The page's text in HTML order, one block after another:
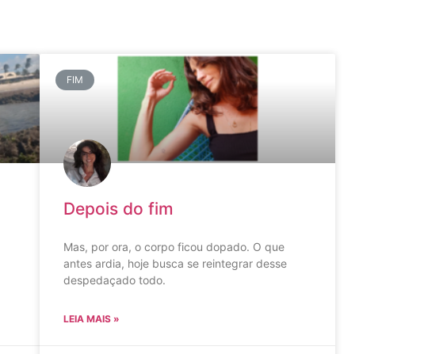
FIM
Depois do fim
Mas, por ora, o corpo ficou dopado. O que
antes ardia, hoje busca se reintegrar desse
despedaçado todo.
LEIA MAIS »